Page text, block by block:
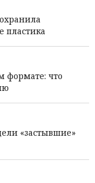
формате: что
«застывшие»